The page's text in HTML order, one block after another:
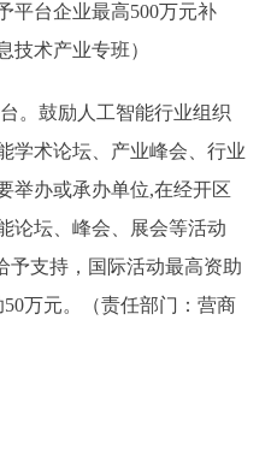
平台企业最高500万元补
技术产业专班）
。鼓励人工智能行业组织
学术论坛、产业峰会、行业
举办或承办单位,在经开区
论坛、峰会、展会等活动
予支持，国际活动最高资助
万元。（责任部门：营商